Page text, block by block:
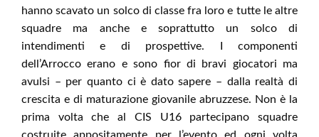
hanno scavato un solco di classe fra loro e tutte le altre
squadre ma anche e soprattutto un solco di
intendimenti e di prospettive. I componenti
dell’Arrocco erano e sono fior di bravi giocatori ma
avulsi – per quanto ci è dato sapere – dalla realtà di
crescita e di maturazione giovanile abruzzese. Non è la
prima volta che al CIS U16 partecipano squadre